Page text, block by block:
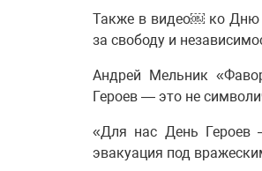
Также в видео￼ ко Дню
за свободу и
Андрей Мельник
Героев — это не
«Для нас День
эвакуация под